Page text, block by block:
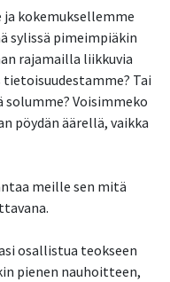
kokemuksellemme
sylissä pimeimpiäkin
rajamailla liikkuvia
Tai
Voisimmeko
pöydän äärellä, vaikka
meille sen mitä
osallistua teokseen
pienen nauhoitteen,